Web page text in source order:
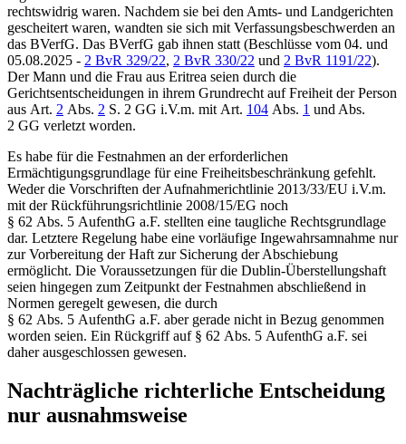
rechtswidrig waren. Nachdem sie bei den Amts- und Landgerichten
gescheitert waren, wandten sie sich mit Verfassungsbeschwerden an
das BVerfG. Das BVerfG gab ihnen statt (Beschlüsse vom 04. und
05.08.2025 - 2 BvR 329/22, 2 BvR 330/22 und 2 BvR 1191/22).
Der Mann und die Frau aus Eritrea seien durch die
Gerichtsentscheidungen in ihrem Grundrecht auf Freiheit der Person
aus Art. 2 Abs. 2 S. 2 GG i.V.m. mit Art. 104 Abs. 1 und Abs.
2 GG verletzt worden.
Es habe für die Festnahmen an der erforderlichen
Ermächtigungsgrundlage für eine Freiheitsbeschränkung gefehlt.
Weder die Vorschriften der Aufnahmerichtlinie 2013/33/EU i.V.m.
mit der Rückführungsrichtlinie 2008/15/EG noch
§ 62 Abs. 5 AufenthG a.F. stellten eine taugliche Rechtsgrundlage
dar. Letztere Regelung habe eine vorläufige Ingewahrsamnahme nur
zur Vorbereitung der Haft zur Sicherung der Abschiebung
ermöglicht. Die Voraussetzungen für die Dublin-Überstellungshaft
seien hingegen zum Zeitpunkt der Festnahmen abschließend in
Normen geregelt gewesen, die durch
§ 62 Abs. 5 AufenthG a.F. aber gerade nicht in Bezug genommen
worden seien. Ein Rückgriff auf § 62 Abs. 5 AufenthG a.F. sei
daher ausgeschlossen gewesen.
Nachträgliche richterliche Entscheidung
nur ausnahmsweise